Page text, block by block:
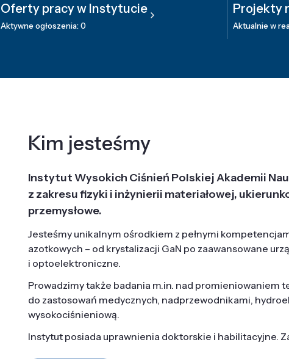
Oferty pracy w Instytucie
Aktywne ogłoszenia: 0
Projekty
Aktualnie w
Kim jesteśmy
Instytut Wysokich Ciśnień Polskiej Akademii
z zakresu fizyki i inżynierii materiałowej,
przemysłowe.
Jesteśmy unikalnym ośrodkiem z pełnymi
azotkowych – od krystalizacji GaN po zaawansowane
i optoelektroniczne.
Prowadzimy także badania m.in. nad promieniowaniem
do zastosowań medycznych, nadprzewodnikami,
wysokociśnieniową.
Instytut posiada uprawnienia doktorskie i habilitacyjne.